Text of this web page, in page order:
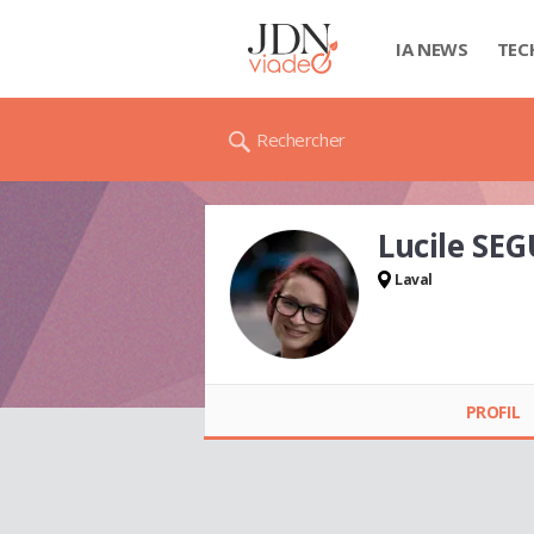
IA NEWS
Rechercher
Lucile SEGUIN
Lucile
Laval
PROFIL